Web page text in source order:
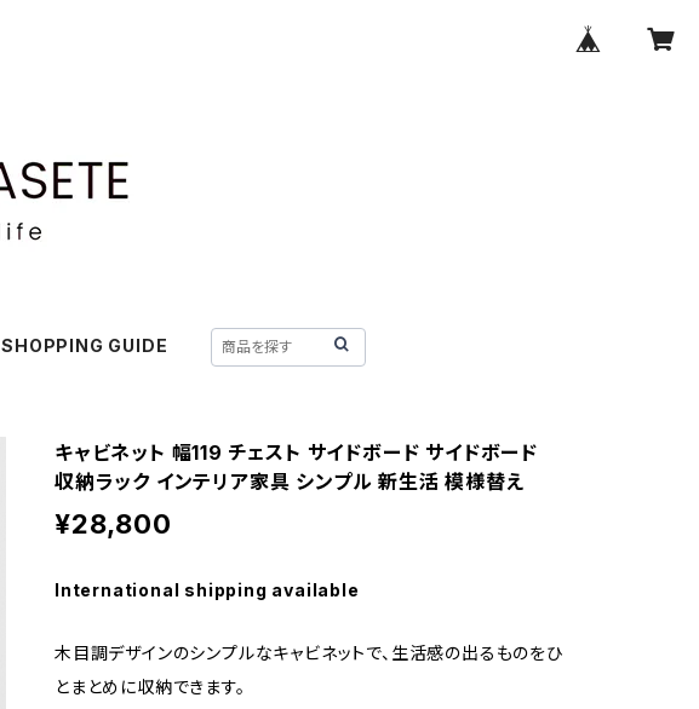
SHOPPING GUIDE
キャビネット 幅119 チェスト サイドボード サイドボード
収納ラック インテリア家具 シンプル 新生活 模様替え
¥28,800
International shipping available
木目調デザインのシンプルなキャビネットで、生活感の出るものをひ
とまとめに収納できます。